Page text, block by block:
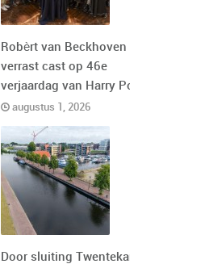
Robèrt van Beckhoven
verrast cast op 46e
verjaardag van Harry Potter
augustus 1, 2026
Door sluiting Twentekanaal